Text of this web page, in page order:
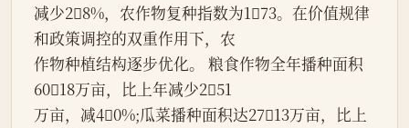
减少28%，农作物复种指数为173。在价值规律
和政策调控的双重作用下，农
作物种植结构逐步优化。 粮食作物全年播种面积
6018万亩，比上年减少251
万亩，减40%;瓜菜播种面积达2713万亩，比上